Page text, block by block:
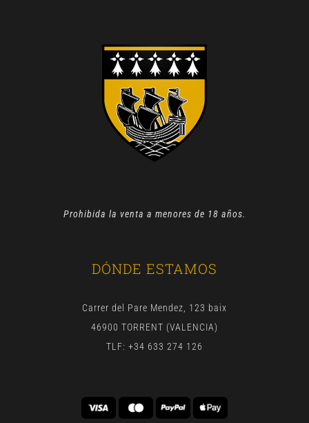
Prohibida la venta a menores de 18 años.
DÓNDE ESTAMOS
Carrer del Pare Mendez, 123 baix
46900 TORRENT (VALENCIA)
TLF: +34 633 274 126